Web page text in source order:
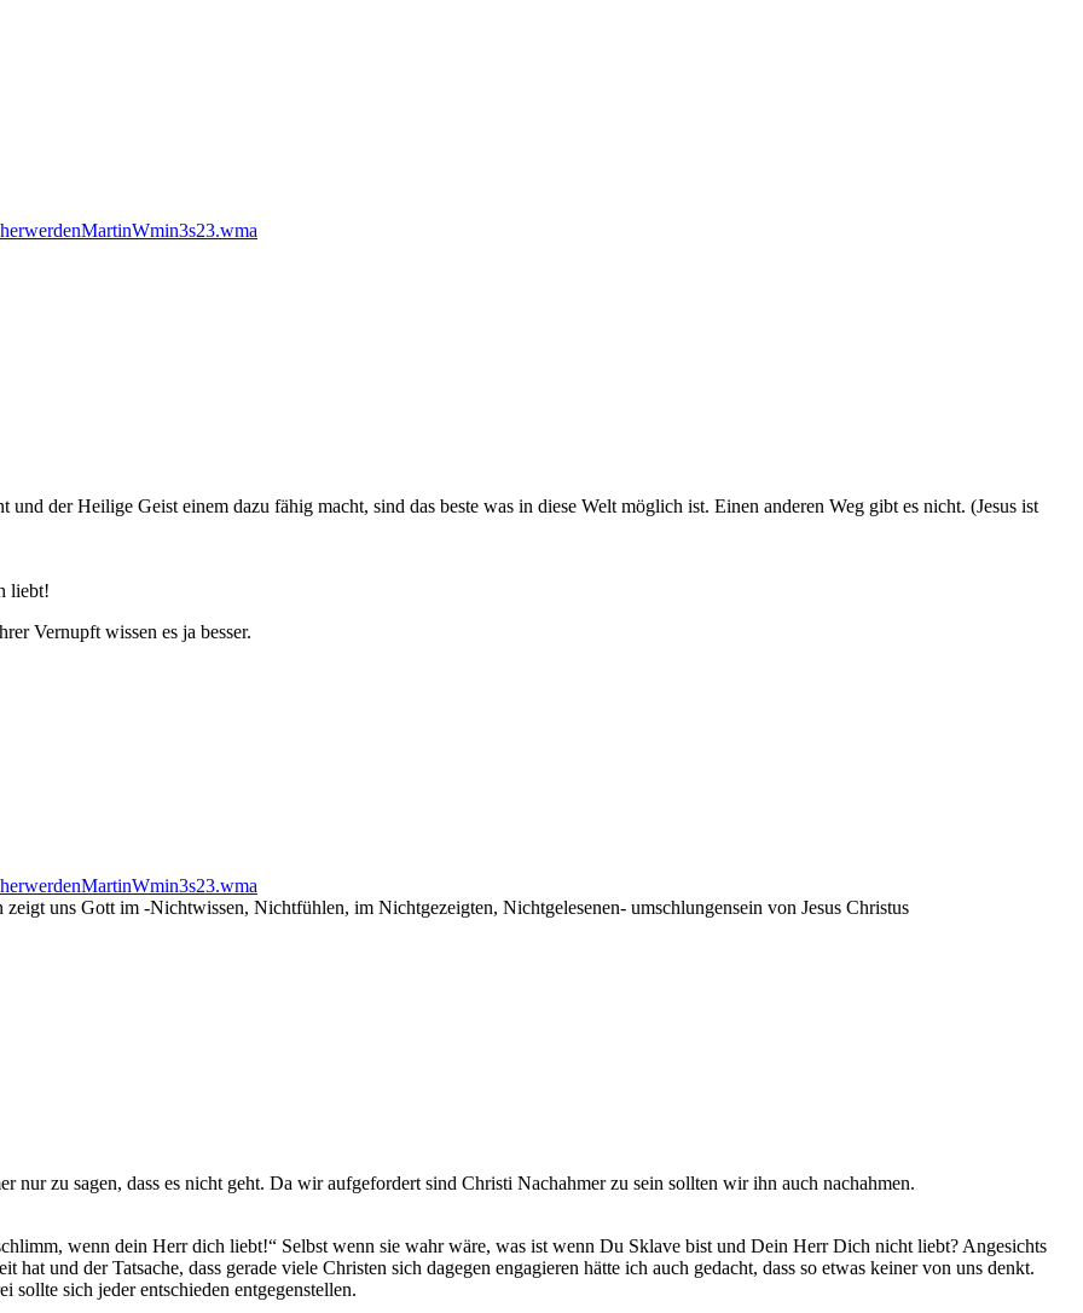
der Heilige Geist einem dazu fähig macht, sind das beste was in diese Welt möglich ist. Einen anderen Weg gibt es nicht. (Jesus ist
liebt!
Vernupft wissen es ja besser.
uns Gott im -Nichtwissen, Nichtfühlen, im Nichtgezeigten, Nichtgelesenen- umschlungensein von Jesus Christus
nur zu sagen, dass es nicht geht. Da wir aufgefordert sind Christi Nachahmer zu sein sollten wir ihn auch nachahmen.
wenn dein Herr dich liebt!“ Selbst wenn sie wahr wäre, was ist wenn Du Sklave bist und Dein Herr Dich nicht liebt? Angesichts
hat und der Tatsache, dass gerade viele Christen sich dagegen engagieren hätte ich auch gedacht, dass so etwas keiner von uns denkt.
sollte sich jeder entschieden entgegenstellen.